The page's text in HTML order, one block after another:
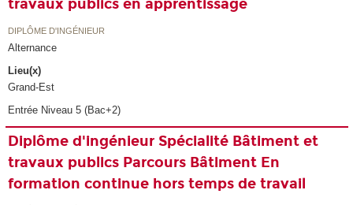
travaux publics en apprentissage
DIPLÔME D'INGÉNIEUR
Alternance
Lieu(x)
Grand-Est
Entrée Niveau 5 (Bac+2)
Diplôme d'ingénieur Spécialité Bâtiment et
travaux publics Parcours Bâtiment En
formation continue hors temps de travail